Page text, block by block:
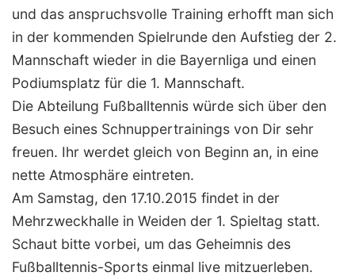
und das anspruchsvolle Training erhofft man sich
in der kommenden Spielrunde den Aufstieg der 2.
Mannschaft wieder in die Bayernliga und einen
Podiumsplatz für die 1. Mannschaft.
Die Abteilung Fußballtennis würde sich über den
Besuch eines Schnuppertrainings von Dir sehr
freuen. Ihr werdet gleich von Beginn an, in eine
nette Atmosphäre eintreten.
Am Samstag, den 17.10.2015 findet in der
Mehrzweckhalle in Weiden der 1. Spieltag statt.
Schaut bitte vorbei, um das Geheimnis des
Fußballtennis-Sports einmal live mitzuerleben.